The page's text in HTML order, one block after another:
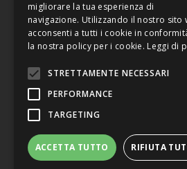
Capitale sociale di Euro 10.000,00 –
delle Imprese di Milano, partita Iva e
iscritta al Repertorio Economico
2091710. È vietata la riproduzione, anche
qualsiasi mezzo, compresa la stampa, se
autorizzata.
Copyright © Converting srl | Privacy Policy
migliorare la tua esperienza di
navigazione. Utilizzando il nostro sito
acconsenti a tutti i cookie in
la nostra policy per i cookie. Leggi di
STRETTAMENTE NECESSARI
PERFORMANCE
TARGETING
ACCETTA TUTTO RIFIUTA